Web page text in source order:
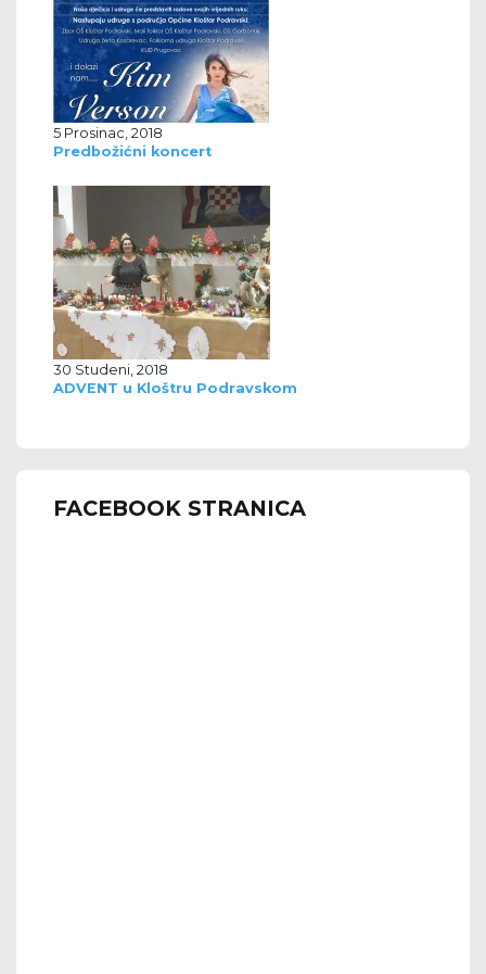
5 Prosinac, 2018
Predbožićni koncert
30 Studeni, 2018
ADVENT u Kloštru Podravskom
FACEBOOK STRANICA